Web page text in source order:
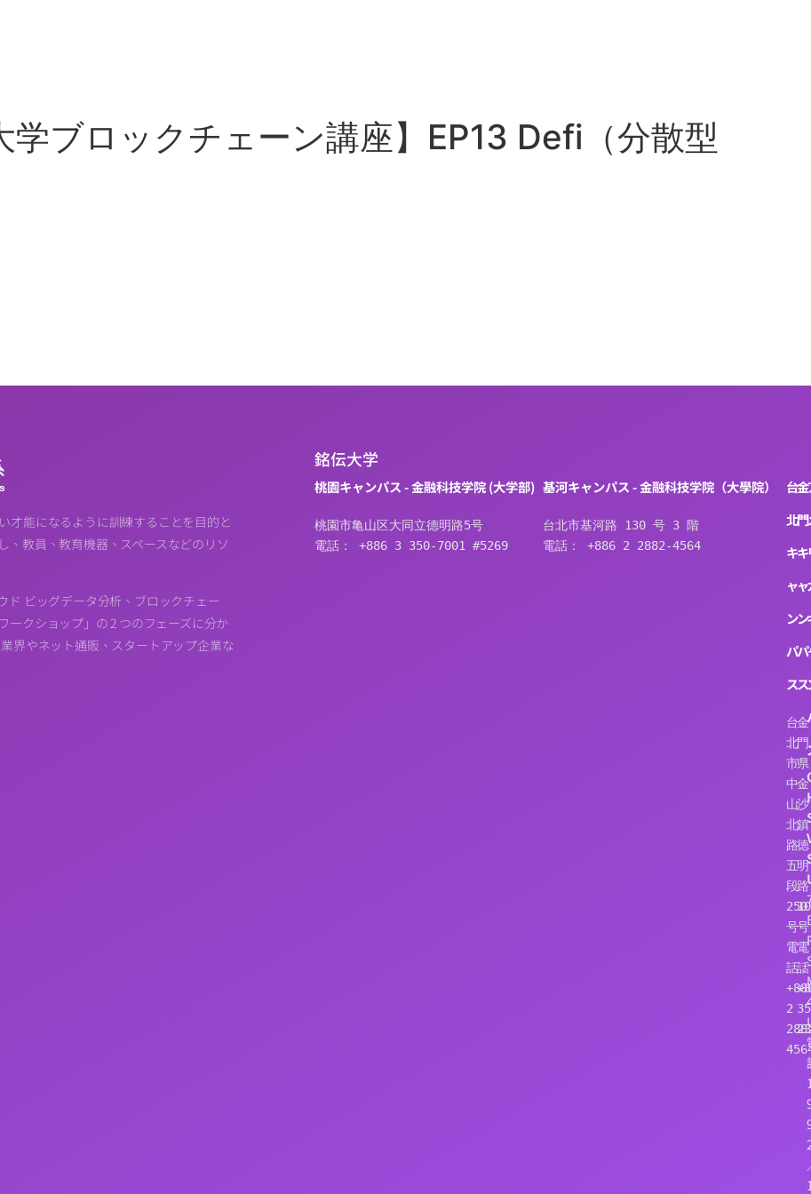
学ブロックチェーン講座】EP13 Defi（分散型
才能になるように訓練することを目的と
、教員、教育機器、スペースなどのリソ
ド ビッグデータ分析、ブロックチェー
ークショップ」の 2 つのフェーズに分か
界やネット通販、スタートアップ企業な
銘伝大学
桃園キャンパス - 金融科技学院 (大学部)
桃園市亀山区大同立德明路5号
電話： +886 3 350-7001 #5269
基河キャンパス - 金融科技学院（大學院）
台北市基河路 130 号 3 階
電話： +886 2 2882-4564
台
北
キ
ャ
ン
パ
ス
台
北
市
中
山
北
路
五
段
250
号
電
話：
2
金
門
キ
ャ
ン
パ
ス
金
門
県
金
沙
鎮
徳
明
路
号
電